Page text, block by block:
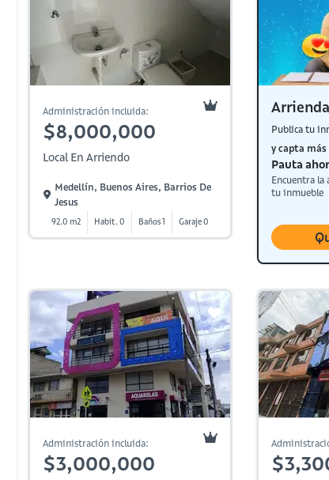
Administración incluida:
$8,000,000
Local En Arriendo
Medellín, Buenos Aires, Barrios De
Jesus
92.0 m2 Habit. 0 Baños 1 Garaje 0
Publica tu
y capta
Pauta
Encuentra la
tu inmueble
Administración incluida:
$3,000,000